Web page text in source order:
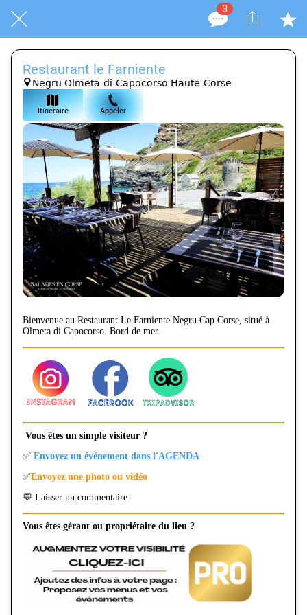
3
Restaurant le Farniente
Negru Olmeta-di-Capocorso Haute-Corse
Itinéraire Appeler
Bienvenue au Restaurant Le Farniente Negru Cap Corse, situé à
Olmeta di Capocorso. Bord de mer.
Vous êtes un simple visiteur ?
✅ Envoyez un événement dans l'AGENDA
✅Envoyez une photo ou vidéo
💬 Laisser un commentaire
Vous êtes gérant ou propriétaire du lieu ?